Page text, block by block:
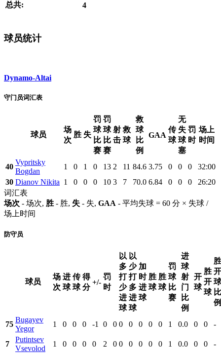
总共: 4
球员统计
Dynamo-Altai
守门员词汇表
球员
场
次
胜 失
罚
球
比
赛
罚
球
比
赛
射
击
救
球
救
球
比
例
GAA
传
球
无
失
球
塞
罚
时
场上
时间
40
Vypritsky
Bogdan
1 0 1 0 13 2 11 84.6 3.75 0 0 0
32:00
30 Dianov Nikita 1 0 0 0 10 3 7 70.0 6.84 0 0 0
26:20
词汇表
场次 - 场次, 胜 - 胜, 失 - 失, GAA - 平均失球 = 60 分 × 失球 /
场上时间
防守员
球员
场
次
进
球
传
球
得
分
+/-
罚
时
以
多
打
少
进
球
以
少
打
多
进
球
加
时
进
球
胜
球
胜
球
罚
球
比
赛
进
球
射
门
比
例
开
球
胜
开
球
胜
开
球
比
例
75
Bugayev
Yegor
1 0 0 0 -1 0 0 0 0 0 0 0 1 0.0 0 0 -
7
Putintsev
Vsevolod
1 0 0 0 0 2 0 0 0 0 0 0 1 0.0 0 0 -